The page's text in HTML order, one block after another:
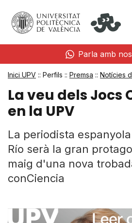
Parla amb
Inici UPV :: Perfils :: Premsa :: Notícies
La veu dels Jocs
en la UPV
La periodista
Río serà la gran
maig d'una nova
conCiencia